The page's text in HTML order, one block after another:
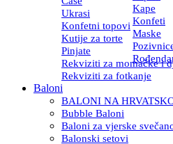
Ukrasi
Kape
Konfetni topovi Konfeti
Kutije za torte
Maske
Pinjate
Rekviziti za momačke i
Rekviziti za fotkanje
Baloni
BALONI NA
Bubble Baloni
Baloni za vjerske
Balonski setovi